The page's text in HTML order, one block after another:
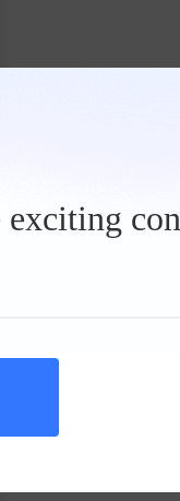
con